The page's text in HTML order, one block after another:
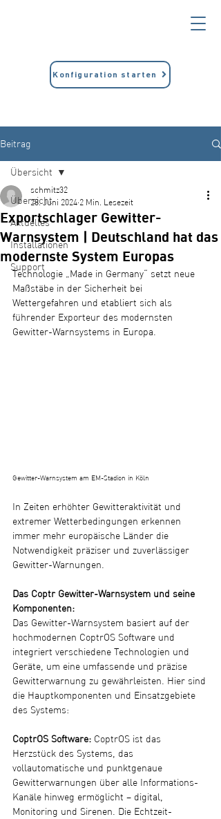
Konfiguration starten
Beitrag
Übersicht
Aktuelles
Installationen
Support
Übersicht
Exportschlager Gewitter-
Warnsystem | Deutschland hat das
modernste System Europas
schmitz32
28. Juni 2024 2 Min. Lesezeit
Technologie „Made in Germany“ setzt neue
Maßstäbe in der Sicherheit bei
Wettergefahren und etabliert sich als
führender Exporteur des modernsten
Gewitter-Warnsystems in Europa.
Gewitter-Warnsystem am EM-Stadion in Köln
In Zeiten erhöhter Gewitteraktivität und
extremer Wetterbedingungen erkennen
immer mehr europäische Länder die
Notwendigkeit präziser und zuverlässiger
Gewitter-Warnungen.
Das Coptr Gewitter-Warnsystem und seine
Komponenten:
Das Gewitter-Warnsystem basiert auf der
hochmodernen CoptrOS Software und
integriert verschiedene Technologien und
Geräte, um eine umfassende und präzise
Gewitterwarnung zu gewährleisten. Hier sind
die Hauptkomponenten und Einsatzgebiete
des Systems:
CoptrOS Software: CoptrOS ist das
Herzstück des Systems, das
vollautomatische und punktgenaue
Gewitterwarnungen über alle Informations-
Kanäle hinweg ermöglicht – digital,
Monitoring und Sirenen. Die Echtzeit-